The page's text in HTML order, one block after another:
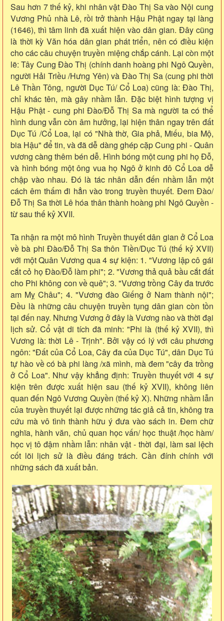
Sau hơn 7 thế kỷ, khi nhân vật Đào Thị Sa vào Nội cung
Vương Phủ nhà Lê, rồi trở thành Hậu Phật ngay tại làng
(1646), thì tâm linh đã xuất hiện vào dân gian. Đây cũng
là thời kỳ Văn hóa dân gian phát triển, nên có điều kiện
cho các câu chuyện truyền miệng chắp cánh. Lại còn một
lẽ: Tây Cung Đào Thị (chính danh hoàng phi Ngô Quyền,
người Hải Triều /Hưng Yên) và Đào Thị Sa (cung phi thời
Lê Thần Tông, người Dục Tú/ Cổ Loa) cũng là: Đào Thị,
chỉ khác tên, mà gây nhầm lẫn. Đặc biệt hình tượng vị
Hậu Phật - cung phi Đào/Đỗ Thị Sa mà người ta có thể
hình dung vẫn còn âm hưởng, lại hiện thân ngay trên đất
Dục Tú /Cổ Loa, lại có "Nhà thờ, Gia phả, Miếu, bia Mộ,
bia Hậu" để tin, và đã dễ dàng ghép cặp Cung phi - Quân
vương càng thêm bén dễ. Hình bóng một cung phi họ Đỗ,
và hình bóng một ông vua họ Ngô ở kinh đô Cổ Loa dễ
chập vào nhau. Đó là tác nhân dẫn đến nhầm lẫn một
cách êm thấm đi hẳn vào trong truyền thuyết. Đem Đào/
Đỗ Thị Sa thời Lê hóa thân thành hoàng phi Ngô Quyền -
từ sau thế kỷ XVII.
Ta nhận ra một mô hình Truyền thuyết dân gian ở Cổ Loa
về bà phi Đào/Đỗ Thị Sa thôn Tiền/Dục Tú (thế kỷ XVII)
với một Quân Vương qua 4 sự kiện: 1. "Vương lập cô gái
cắt cỏ họ Đào/Đỗ làm phi"; 2. "Vương thả quả bầu cắt đất
cho Phi không con về quê"; 3. "Vương trồng Cây đa trước
am Mỵ Châu"; 4. "Vương đào Giếng ở Nam thành nội";
Đều là những câu chuyện truyền tụng dân gian còn tồn
tại đến nay. Nhưng Vương ở đây là Vương nào và thời đại
lịch sử. Cổ vật di tích đã minh: "Phi là (thế kỷ XVII), thì
Vương là: thời Lê - Trịnh". Bởi vậy có lý với câu phương
ngôn: "Đất của Cổ Loa, Cây đa của Dục Tú", dân Dục Tú
tự hào về có bà phi làng /xã mình, mà đem "cây đa trồng
ở Cổ Loa". Như vậy khẳng định: Truyền thuyết với 4 sự
kiện trên được xuất hiện sau (thế kỷ XVII), không liên
quan đến Ngô Vương Quyền (thế kỷ X). Những nhầm lẫn
của truyền thuyết lại được những tác giả cả tin, không tra
cứu mà vô tình thành hữu ý đưa vào sách in. Đem chữ
nghĩa, hành văn, chủ quan học vấn/ học thuật /học hàm/
học vị tô đậm nhầm lẫn: nhân vật - thời đại, làm sai lệch
cốt lõi lịch sử là điều đáng trách. Cần đính chính với
những sách đã xuất bản.